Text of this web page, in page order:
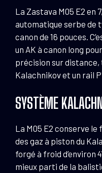
La Zastava M05 E2 en
automatique serbe de
canon de 16 pouces.
un AK à canon long
précision sur
Kalachnikov et un rail
SYSTÈME
La M05 E2 conserve
des gaz à piston du
forgé à froid d’environ
mieux parti de la